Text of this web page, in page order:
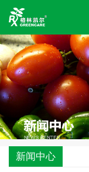
新闻中心